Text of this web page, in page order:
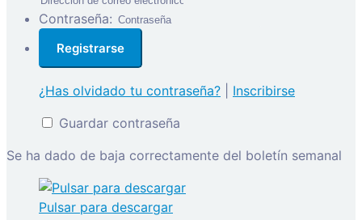
Contraseña:
¿Has olvidado tu contraseña?
Inscribirse
Guardar contraseña
Se ha dado de baja correctamente del boletín semanal
Pulsar para descargar